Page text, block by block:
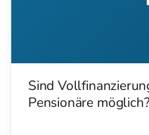
Sind
Pensionäre möglich?